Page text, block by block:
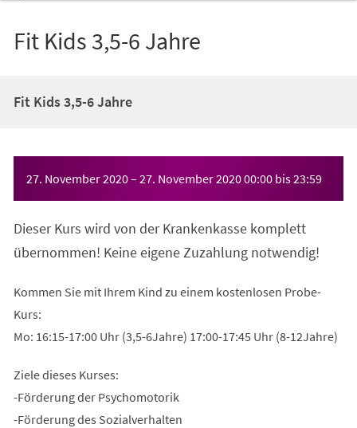
Fit Kids 3,5-6 Jahre
Fit Kids 3,5-6 Jahre
27. November 2020– 27. November 202000:00 bis23:59
Dieser Kurs wird von der Krankenkasse komplett
übernommen! Keine eigene Zuzahlung notwendig!
Kommen Sie mit Ihrem Kind zu einem kostenlosen Probe-
Kurs:
Mo: 16:15-17:00 Uhr (3,5-6Jahre) 17:00-17:45 Uhr (8-12Jahre)
Ziele dieses Kurses:
-Förderung der Psychomotorik
-Förderung des Sozialverhalten